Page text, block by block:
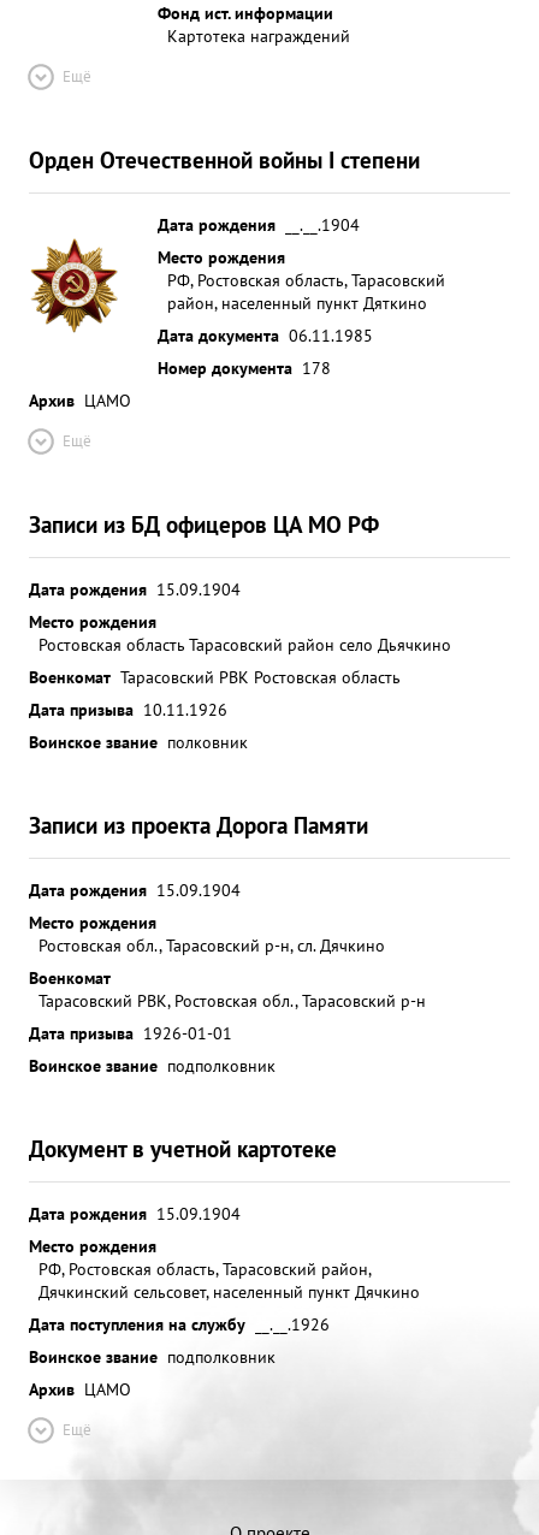
Фонд ист. информации
Картотека награждений
Ещё
Орден Отечественной войны I степени
Дата рождения
__.__.1904
Место рождения
РФ, Ростовская область, Тарасовский
район, населенный пункт Дяткино
Дата документа 06.11.1985
Номер документа 178
Архив ЦАМО
Ещё
Записи из БД офицеров ЦА МО РФ
Дата рождения 15.09.1904
Место рождения
Ростовская область Тарасовский район село Дьячкино
Военкомат Тарасовский РВК Ростовская область
Дата призыва 10.11.1926
Воинское звание полковник
Записи из проекта Дорога Памяти
Дата рождения 15.09.1904
Место рождения
Ростовская обл., Тарасовский р-н, сл. Дячкино
Военкомат
Тарасовский РВК, Ростовская обл., Тарасовский р-н
Дата призыва 1926-01-01
Воинское звание подполковник
Документ в учетной картотеке
Дата рождения 15.09.1904
Место рождения
РФ, Ростовская область, Тарасовский район,
Дячкинский сельсовет, населенный пункт Дячкино
Дата поступления на службу
__.__.1926
Воинское звание подполковник
Архив ЦАМО
Ещё